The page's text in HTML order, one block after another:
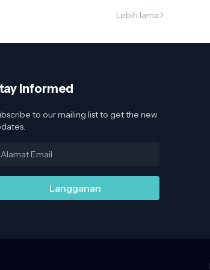
Lebih lama
Informed
to our mailing list to get the new